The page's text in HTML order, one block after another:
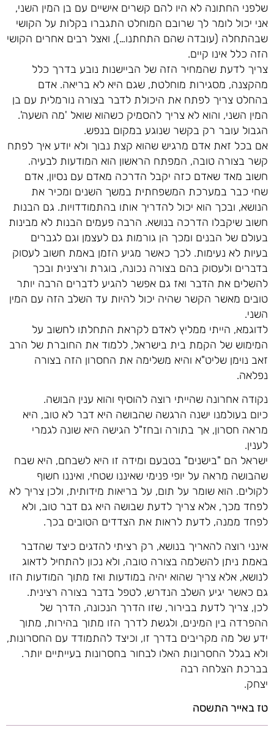
שלפני החתונה לא היו להם קשרים אישיים עם בן המין השני,
אני יכול לומר לך שרובם המוחלט התגברו בקלות על הקושי
שבהתחלה (עובדה שהם התחתנו…), ואצל רבים אחרים הקושי
הזה כלל אינו קיים.
צריך לדעת שהמחיר הזה של הביישנות נובע בדרך כלל
מהקצנה, מסגירות מוחלטת, שגם היא לא בריאה. אדם
בהחלט צריך לפתח את היכולת לדבר בצורה נורמלית עם בן
המין השני, והוא לא צריך להסמיק כשהוא שואל 'מה השעה'.
הגבול עובר רק בקשר שנוגע במקום בנפש.
אם בכל זאת אדם מרגיש שהוא קצת נבוך ולא יודע איך לפתח
קשר בצורה טובה, המפתח הראשון הוא המודעות לבעיה.
חשוב מאד שאדם כזה יקבל הדרכה מאדם עם נסיון, אדם
שחי כבר במערכת המשפחתית במשך השנים ומכיר את
הנושא, ובכך הוא יכול להדריך אותו בהתמודדויות. גם הבנות
חשוב שיקבלו הדרכה בנושא. הרבה פעמים הבנות לא מבינות
בעולם של הבנים ומכך הן גורמות גם לעצמן וגם לגברים
בעיות לא נעימות. לכך כאשר מגיע הזמן באמת חשוב לעסוק
בדברים ולעסוק בהם בצורה נכונה, בוגרת ורצינית ובכך
להשלים את הדבר ואז גם אפשר להגיע לדברים הרבה יותר
טובים מאשר הקשר שהיה יכול להיות עד השלב הזה עם המין
השני.
לדוגמא, הייתי ממליץ לאדם לקראת התחלתו לחשוב על
המימוש של הקמת בית בישראל, ללמוד את החוברת של הרב
זאב נוימן שליט"א והיא משלימה את החסרון הזה בצורה
נפלאה.
נקודה אחרונה שהייתי רוצה להוסיף והוא ענין הבושה.
כיום בעולמנו ישנה הרגשה שהבושה היא דבר לא טוב, היא
מראה חסרון, אך בתורה ובחז"ל הגישה היא שונה לגמרי
לענין.
ישראל הם "בישנים" בטבעם ומידה זו היא לשבחם, היא שבח
שהבושה מראה על יופי פנימי שאיננו שטחי, ואיננו חשוף
לקולים. הוא שומר על תום, על בריאות מידותית, ולכן צריך לא
לפחד מכך, אלא צריך לדעת שבושה היא גם דבר טוב, ולא
לפחד ממנה, לדעת לראות את הצדדים הטובים בכך.
אינני רוצה להאריך בנושא, רק רציתי להדגים כיצד שהדבר
באמת ניתן להשלמה בצורה טובה, ולא נכון להתחיל לדאוג
לנושא, אלא צריך שהוא יהיה במודעות ואז מתוך המודעות הזו
גם כאשר יגיע השלב הנדרש, לטפל בדבר בצורה רצינית.
לכן, צריך לדעת בבירור, שזו הדרך הנכונה, הדרך של
ההפרדה בין המינים, ולגשת לדרך הזו מתוך בהירות, מתוך
ידע של מה מקריבים בדרך זו, וכיצד להתמודד עם החסרונות,
ולא בגלל החסרונות האלו לבחור בחסרונות בעייתיים יותר.
בברכת הצלחה רבה
יצחק.
טז באייר התשסה